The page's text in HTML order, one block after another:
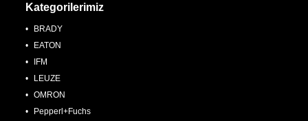
Kategorilerimiz
BRADY
EATON
IFM
LEUZE
OMRON
Pepperl+Fuchs